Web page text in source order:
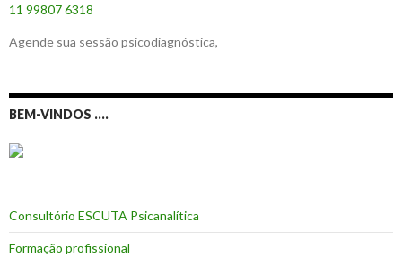
11 99807 6318
Agende sua sessão psicodiagnóstica,
BEM-VINDOS ….
Consultório ESCUTA Psicanalítica
Formação profissional